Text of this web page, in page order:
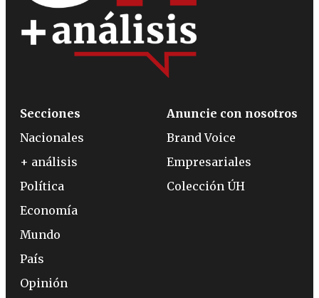
Secciones
Nacionales
+ análisis
Política
Economía
Mundo
País
Opinión
Anuncie con nosotros
Brand Voice
Empresariales
Colección ÚH